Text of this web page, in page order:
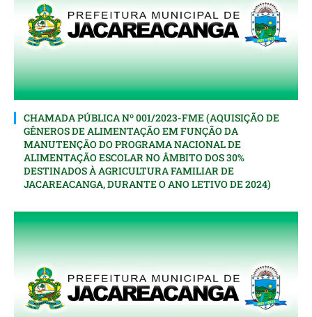
CHAMADA PÚBLICA Nº 001/2023-FME (AQUISIÇÃO DE
GÊNEROS DE ALIMENTAÇÃO EM FUNÇÃO DA
MANUTENÇÃO DO PROGRAMA NACIONAL DE
ALIMENTAÇÃO ESCOLAR NO ÂMBITO DOS 30%
DESTINADOS À AGRICULTURA FAMILIAR DE
JACAREACANGA, DURANTE O ANO LETIVO DE 2024)